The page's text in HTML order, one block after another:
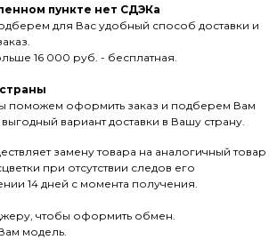
пункте нет СДЭКа
для Вас удобный способ доставки и
16 000 руб. - бесплатная.
поможем оформить заказ и подберем Вам
вариант доставки в Вашу страну.
замену товара на аналогичный товар
при отсутствии следов его
14 дней с момента получения.
чтобы оформить обмен.
модель.